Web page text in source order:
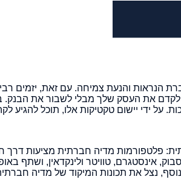
הנראות והנעת צמיחה. עם זאת, יזמים
לקדם את העסק שלך מבלי לשבור את הבנק.
על ידי יישום טקטיקות אלו, תוכל
פלטפורמות מדיה חברתית מציעות דרך
אינסטגרם, טוויטר ולינקדאין, ושתף
נצל את תכונות המיקוד של מדיה